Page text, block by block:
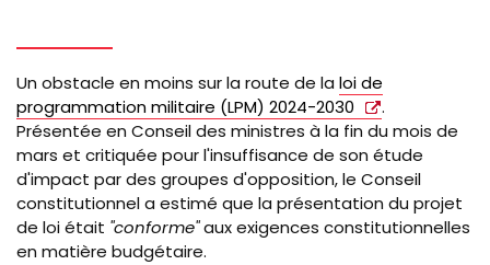
Un obstacle en moins sur la route de la loi de
programmation militaire (LPM) 2024-2030
.
Présentée en Conseil des ministres à la fin du mois de
mars et critiquée pour l'insuffisance de son étude
d'impact par des groupes d'opposition, le Conseil
constitutionnel a estimé que la présentation du projet
de loi était "conforme"aux exigences constitutionnelles
en matière budgétaire.